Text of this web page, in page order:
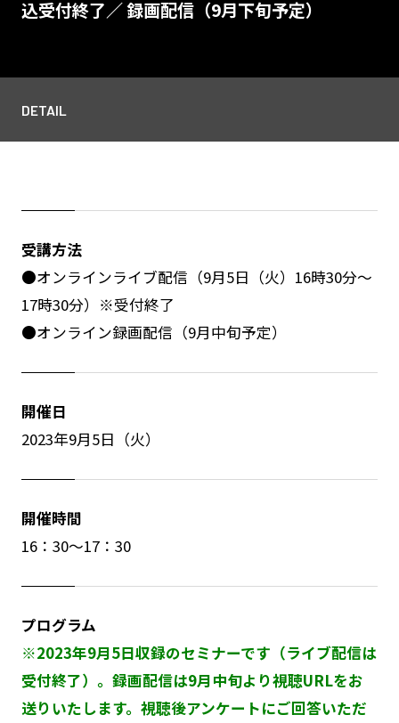
込受付終了／ 録画配信（9月下旬予定）
DETAIL
受講方法
●オンラインライブ配信（9月5日（火）16時30分～
17時30分）※受付終了
●オンライン録画配信（9月中旬予定）
開催日
2023年9月5日（火）
開催時間
16：30～17：30
プログラム
※2023年9月5日収録のセミナーです（ライブ配信は
受付終了）。録画配信は9月中旬より視聴URLをお
送りいたします。視聴後アンケートにご回答いただ